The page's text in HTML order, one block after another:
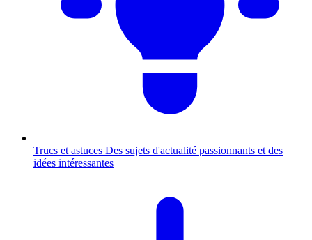
Trucs et astuces Des sujets d'actualité passionnants et des
idées intéressantes